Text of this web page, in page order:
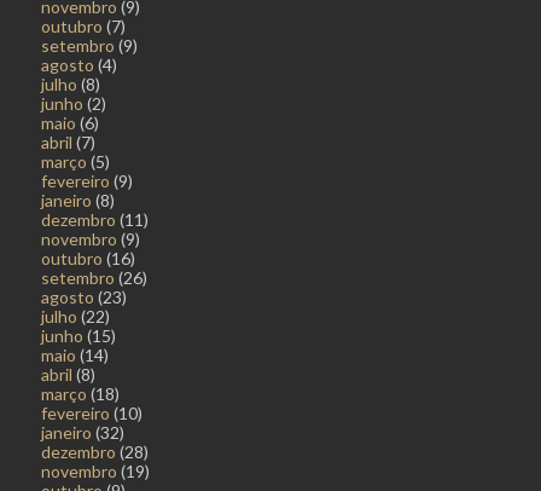
novembro (9)
outubro (7)
setembro (9)
agosto (4)
julho (8)
junho (2)
maio (6)
abril (7)
março (5)
fevereiro (9)
janeiro (8)
dezembro (11)
novembro (9)
outubro (16)
setembro (26)
agosto (23)
julho (22)
junho (15)
maio (14)
abril (8)
março (18)
fevereiro (10)
janeiro (32)
dezembro (28)
novembro (19)